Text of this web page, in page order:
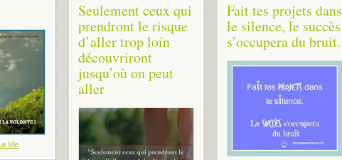
Vie
Seulement ceux qui
prendront le risque
d’aller trop loin
découvriront
jusqu’où on peut
aller
Fait tes projets dans
le silence, le succès
s’occupera du bruit.